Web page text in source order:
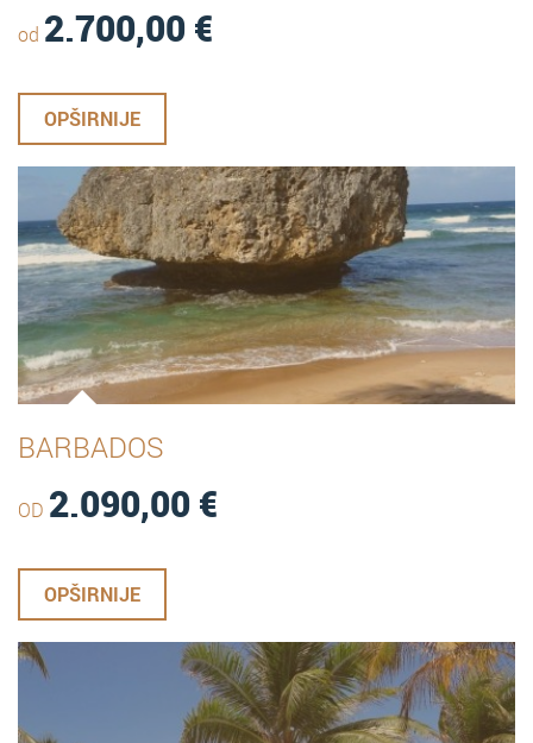
od 2.700,00€
OPŠIRNIJE
BARBADOS
OD 2.090,00€
OPŠIRNIJE